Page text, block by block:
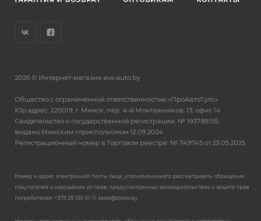
2026 © Интернет-магазин avs-auto.by
Общество с ограниченной ответственностью «ПроАвтоТулс»
Юр.адрес: 220019, г. Минск, пер. 4-й Монтажников, 13, офис 14
Свидетельство о государственной регистрации: № 193789155,
выдано Минским горисполкомом 12.09.2024
Регистрационный номер в Торговом реестре: № 749745 от 23.05.2025
Номер и адрес электронной почты лица, уполномоченного рассматривать обращения
покупателей о нарушении их прав, предусмотренных законодательством о защите прав
потребителей: +375 29 135-51-11, sales@storex.by